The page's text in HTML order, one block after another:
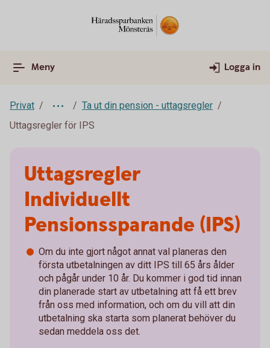
Meny Logga in
Privat
Ta ut din pension - uttagsregler
Uttagsregler för IPS
Uttagsregler
Individuellt
Pensionssparande (IPS)
Om du inte gjort något annat val planeras den
första utbetalningen av ditt IPS till 65 års ålder
och pågår under 10 år. Du kommer i god tid innan
din planerade start av utbetalning att få ett brev
från oss med information, och om du vill att din
utbetalning ska starta som planerat behöver du
sedan meddela oss det.